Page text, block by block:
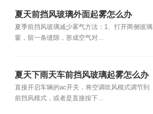
夏天前挡风玻璃外面起雾怎么办
夏季前挡风玻璃减少雾气方法：1、打开两侧玻璃
窗，留一条缝隙，形成空气对...
夏天下雨天车前挡风玻璃起雾怎么办
直接开启车辆的ac开关，将空调吹风模式调节到
前挡风模式，或者是直接按下...